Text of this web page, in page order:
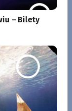
– Bilety